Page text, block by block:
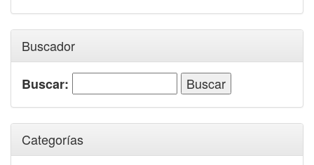
Buscador
Buscar:
Categorías